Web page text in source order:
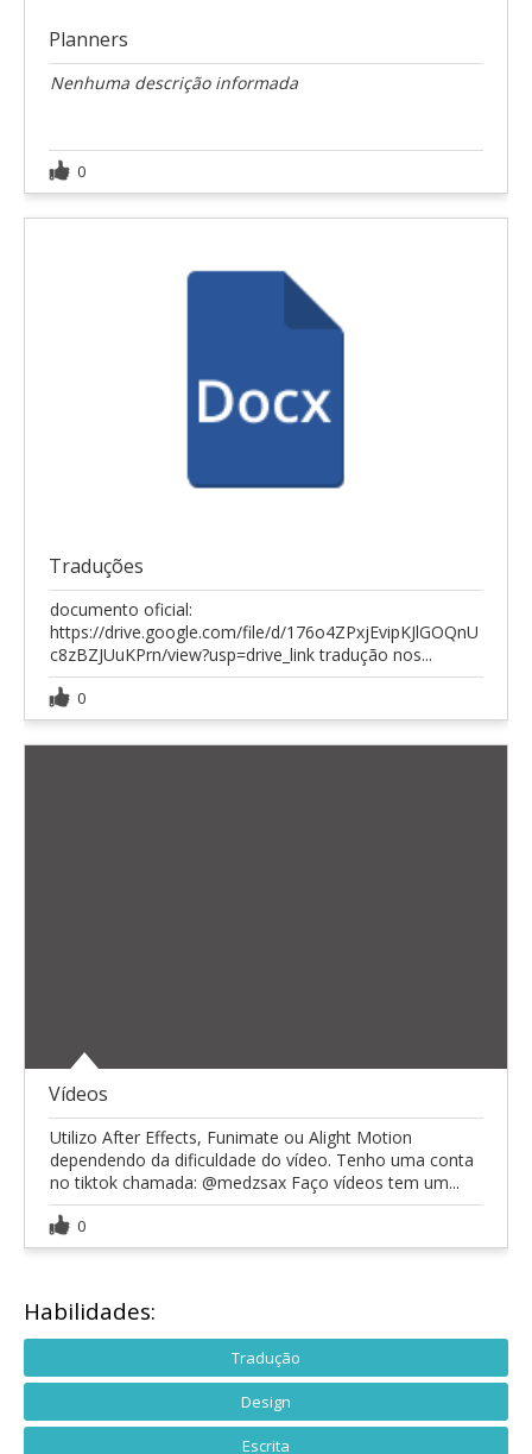
Planners
Nenhuma descrição informada
0
Traduções
documento oficial:
https://drive.google.com/file/d/176o4ZPxjEvipKJlGOQnU
c8zBZJUuKPrn/view?usp=drive_link tradução nos...
0
Vídeos
Utilizo After Effects, Funimate ou Alight Motion
dependendo da dificuldade do vídeo. Tenho uma conta
no tiktok chamada: @medzsax Faço vídeos tem um...
0
Habilidades:
Tradução
Design
Escrita